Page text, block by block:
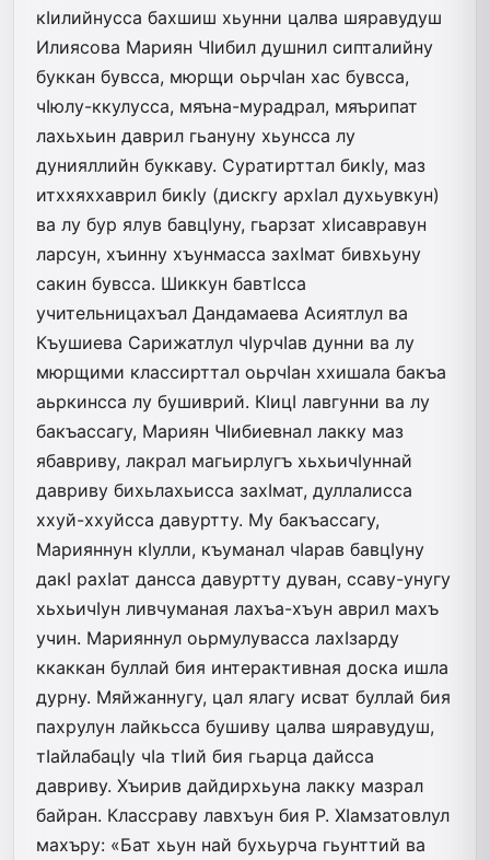
кIилийнусса бахшиш хьунни цалва шяравудуш
Илиясова Мариян ЧIибил душнил сипталийну
буккан бувсса, мюрщи оьрчIан хас бувсса,
чIюлу-ккулусса, мяъна-мурадрал, мяърипат
лахьхьин даврил гьануну хьунсса лу
дунияллийн буккаву. Суратирттал бикIу, маз
итххяххаврил бикIу (дискгу архIал духьувкун)
ва лу бур ялув бавцIуну, гьарзат хIисавравун
ларсун, хъинну хъунмасса захIмат бивхьуну
сакин бувсса. Шиккун бавтIсса
учительницахъал Дандамаева Асиятлул ва
Къушиева Сарижатлул чIурчIав дунни ва лу
мюрщими классирттал оьрчIан ххишала бакъа
аьркинсса лу бушиврий. КIицI лавгунни ва лу
бакъассагу, Мариян ЧIибиевнал ла­кку маз
ябавриву, лакрал магьирлугъ хьхьичIуннай
давриву бихьлахьисса захIмат, дуллалисса
ххуй-ххуйсса давуртту. Му бакъассагу,
Марияннун кIулли, къуманал чIарав бавцIуну
дакI рахIат дансса давуртту дуван, ссаву-унугу
хьхьичIун ливчуманая лахъа-хъун аврил махъ
учин. Марияннул оьрмулувасса лахIзарду
ккаккан буллай бия интерактивная доска ишла
дурну. Мяйжаннугу, цал ялагу исват буллай бия
пахрулун лайкьсса бушиву цалва шяравудуш,
тIайлабацIу чIа тIий бия гьарца дайсса
давриву. Хъирив дайдирхьуна лакку мазрал
байран. Классраву лавхъун бия Р. ХIамзатовлул
махъру: «Бат хьун най бухьурча гьунттий ва